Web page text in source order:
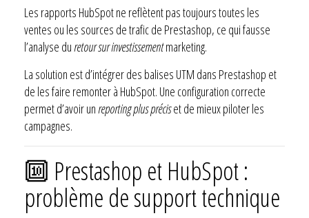
Les rapports HubSpot ne reflètent pas toujours toutes les
ventes ou les sources de trafic de Prestashop, ce qui fausse
l’analyse du retour sur investissementmarketing.
La solution est d’intégrer des balises UTM dans Prestashop et
de les faire remonter à HubSpot. Une configuration correcte
permet d’avoir un reporting plus préciset de mieux piloter les
campagnes.
🔟 Prestashop et HubSpot :
problème de support technique